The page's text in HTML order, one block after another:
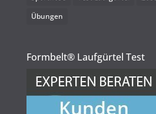
Übungen
Formbelt® Laufgürtel Test